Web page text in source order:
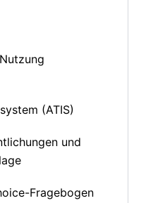
(ATIS)
und
Fragebogen